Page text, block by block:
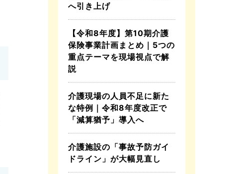
へ引き上げ
【令和8年度】第10期介護
保険事業計画まとめ｜5つの
重点テーマを現場視点で解
説
介護現場の人員不足に新た
な特例｜令和8年度改正で
「減算猶予」導入へ
介護施設の「事故予防ガイ
ドライン」が大幅見直し